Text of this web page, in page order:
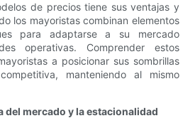
de precios tiene sus ventajas y
los mayoristas combinan elementos
para adaptarse a su mercado
operativas. Comprender estos
a posicionar sus sombrillas
manteniendo al mismo
del mercado y la estacionalidad